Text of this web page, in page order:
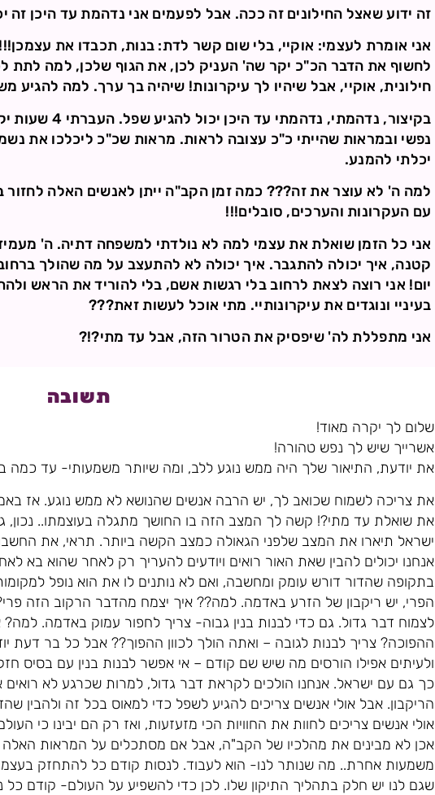
זה ידוע שאצל החילונים זה ככה. אבל לפעמים אני נדהמת עד היכן זה
אני אומרת לעצמי: אוקיי, בלי שום קשר לדת: בנות, תכבדו את
לחשוף את הדבר הכ"כ יקר שה' העניק לכן, את הגוף שלכן, למה לתת
חילונית, אוקיי, אבל שיהיו לך עיקרונות! שיהיה בך ערך. למה
בקיצור,
נפשי ובמראות שהייתי כ"כ עצובה לראות. מראות שכ"כ ליכלכו את
יכלתי להמנע.
למה ה' לא עוצר את זה??? כמה זמן הקב"ה ייתן לאנשים האלה לחזור
עם העקרונות והערכים, סובלים!!!
אני כל הזמן שואלת את עצמי למה לא נולדתי למשפחה דתיה. ה' מעמיד
קטנה, איך יכולה להתגבר. איך יכולה לא להתעצב על מה שהולך
יום! אני רוצה לצאת לרחוב בלי רגשות אשם, בלי להוריד את הראש
בעיניי ונוגדים את עיקרונותיי. מתי אוכל לעשות זאת???
אני מתפללת לה' שיפסיק את הטרור הזה, אבל עד מתי?!?
תשובה
שלום לך יקרה מאוד!
אשרייך שיש לך נפש טהורה!
את יודעת, התיאור שלך היה ממש נוגע ללב, ומה שיותר משמעותי- עד כמה
את צריכה לשמוח שכואב לך, יש הרבה אנשים שהנושא לא ממש נוגע. אז
את שואלת עד מתי?! קשה לך המצב הזה בו החושך מתגלה בעוצמתו.. נכון,
ישראל תיארו את המצב שלפני הגאולה כמצב הקשה ביותר. תראי, את
אנחנו יכולים להבין שאת האור רואים ויודעים להעריך רק לאחר שהוא בא
בתקופה שהדור דורש עומק ומחשבה, ואם לא נותנים לו את הוא נופל
הפרי, יש ריקבון של הזרע באדמה. למה?? איך יצמח מהדבר הרקוב הזה
לצמוח דבר גדול. גם כדי לבנות בנין גבוה- צריך לחפור עמוק באדמה.
ההפוכה? צריך לבנות לגובה – ואתה הולך לכוון ההפוך?? אבל כל בר דעת
ולעיתים אפילו הורסים מה שיש שם קודם – אי אפשר לבנות בנין עם בסיס
כך גם עם ישראל. אנחנו הולכים לקראת דבר גדול, למרות שכרגע לא רואים
הריקבון. אבל אולי אנשים צריכים להגיע לשפל כדי למאוס בכל זה ולהבין
אולי אנשים צריכים לחוות את החוויות הכי מזעזעות, ואז רק הם יבינו כי
אכן לא מבינים את מהלכיו של הקב"ה, אבל אם מסתכלים על המראות
משמעות אחרת.. מה שנותר לנו- הוא לעבוד. לנסות קודם כל להתחזק
שגם לנו יש חלק בתהליך התיקון שלו. לכן כדי להשפיע על העולם- קודם כל